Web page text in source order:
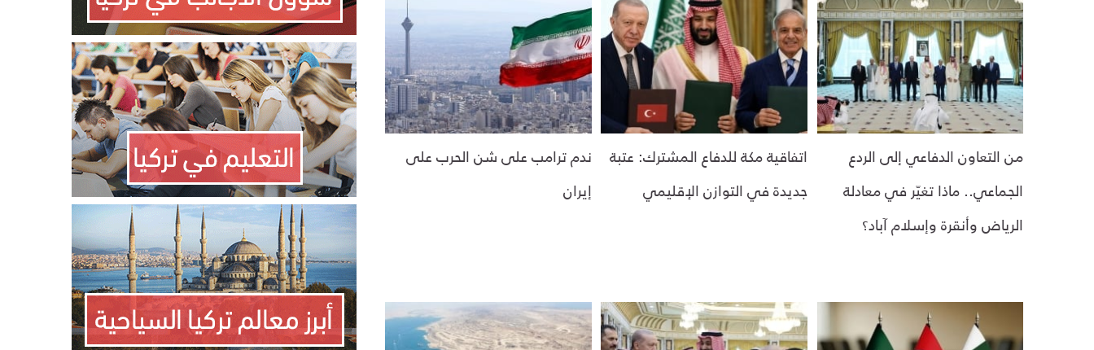
من التعاون الدفاعي إلى الردع
الجماعي.. ماذا تغيّر في معادلة
الرياض وأنقرة وإسلام آباد؟
اتفاقية مكة للدفاع المشترك: عتبة
جديدة في التوازن الإقليمي
ندم ترامب على شن الحرب على
إيران